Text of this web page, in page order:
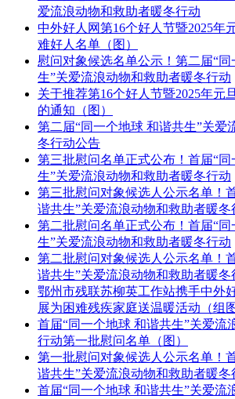
爱流浪动物和救助者暖冬行动
中外好人网第16个好人节暨2025年
难好人名单（图）
慰问对象候选名单公示！第二届“
生”关爱流浪动物和救助者暖冬行动
关于推荐第16个好人节暨2025年元
的通知（图）
第二届“同一个地球 和谐共生”关爱
冬行动公告
第三批慰问名单正式公布！首届“
生”关爱流浪动物和救助者暖冬行动
第三批慰问对象候选人公示名单！
谐共生”关爱流浪动物和救助者暖冬
第二批慰问名单正式公布！首届“
生”关爱流浪动物和救助者暖冬行动
第二批慰问对象候选人公示名单！
谐共生”关爱流浪动物和救助者暖冬
鄂州市残联苏柳英工作站携手中外
展为困难残疾家庭送温暖活动（组图
首届“同一个地球 和谐共生”关爱流
行动第一批慰问名单（图）
第一批慰问对象候选人公示名单！
谐共生”关爱流浪动物和救助者暖冬
首届“同一个地球 和谐共生”关爱流